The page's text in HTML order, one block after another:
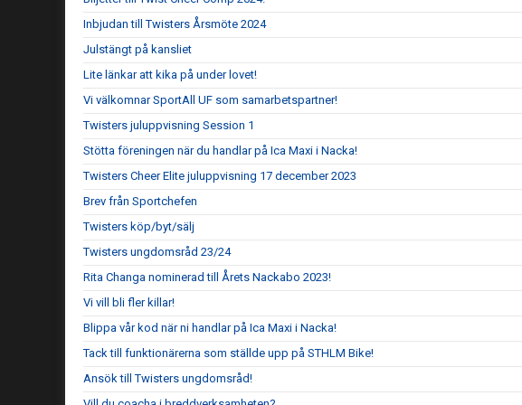
Inbjudan till Twisters Årsmöte 2024
Julstängt på kansliet
Lite länkar att kika på under lovet!
Vi välkomnar SportAll UF som samarbetspartner!
Twisters juluppvisning Session 1
Stötta föreningen när du handlar på Ica Maxi i Nacka!
Twisters Cheer Elite juluppvisning 17 december 2023
Brev från Sportchefen
Twisters köp/byt/sälj
Twisters ungdomsråd 23/24
Rita Changa nominerad till Årets Nackabo 2023!
Vi vill bli fler killar!
Blippa vår kod när ni handlar på Ica Maxi i Nacka!
Tack till funktionärerna som ställde upp på STHLM Bike!
Ansök till Twisters ungdomsråd!